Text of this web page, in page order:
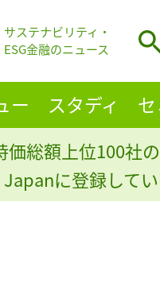
サステナビリティ・
ESG金融のニュース
ー スタディ
価総額上位100社
に登録して